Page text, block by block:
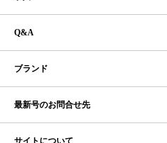
Q&A
ブランド
最新号のお問合せ先
サイトについて